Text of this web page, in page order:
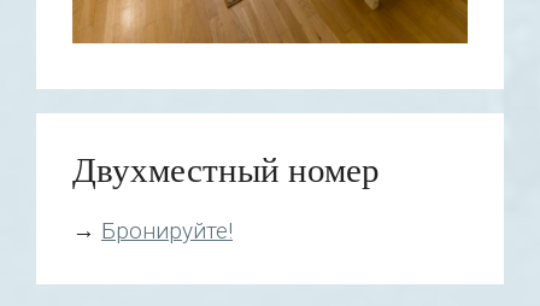
Двухместный номер
→ Бронируйте!